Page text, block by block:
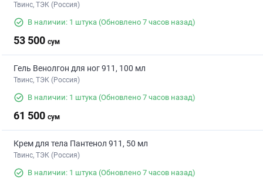
Твинс, ТЭК (Россия)
В наличии: 1 штука (Обновлено 7 часов назад)
53 500 сум
Гель Венолгон для ног 911, 100 мл
Твинс, ТЭК (Россия)
В наличии: 1 штука (Обновлено 7 часов назад)
61 500 сум
Крем для тела Пантенол 911, 50 мл
Твинс, ТЭК (Россия)
В наличии: 1 штука (Обновлено 7 часов назад)